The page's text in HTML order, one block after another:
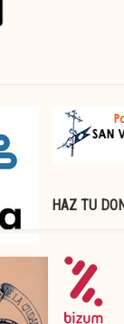
HAZ TU